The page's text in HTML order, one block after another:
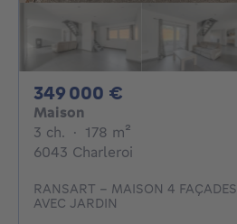
349 000 €
Maison
3 ch. 3 chambres
· 178 m²
6043 Charleroi
RANSART – MAISON 4 FAÇADES
AVEC JARDIN